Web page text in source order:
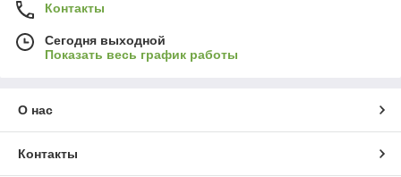
Контакты
Сегодня выходной
Показать весь график работы
О нас
Контакты